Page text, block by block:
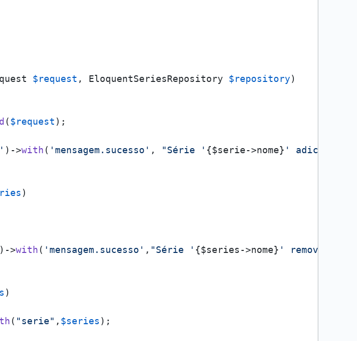
$request , EloquentSeriesRepository $repository)
($request );
)->with( 'mensagem.sucesso' , "Série ' {$serie->nome} ' adicionada
)
)->with( 'mensagem.sucesso' , "Série ' {$series->nome} ' removida
)
( "serie" , $series );